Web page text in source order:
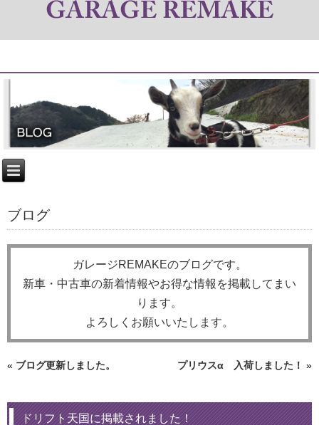
ブログ
ガレージREMAKEのブログです。
新車・中古車の新着情報やお得な情報を掲載してまい
ります。
よろしくお願いいたします。
« ブログ更新しました。 プリウスα 入荷しました！ »
ドリフト天国に掲載されました！